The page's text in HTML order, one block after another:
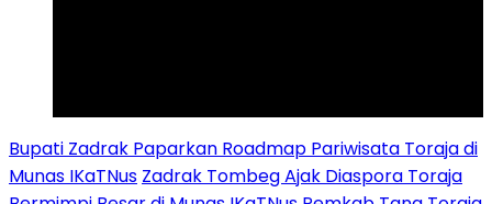
Bupati Zadrak Paparkan Roadmap Pariwisata Toraja di
Munas IKaTNus Zadrak Tombeg Ajak Diaspora Toraja